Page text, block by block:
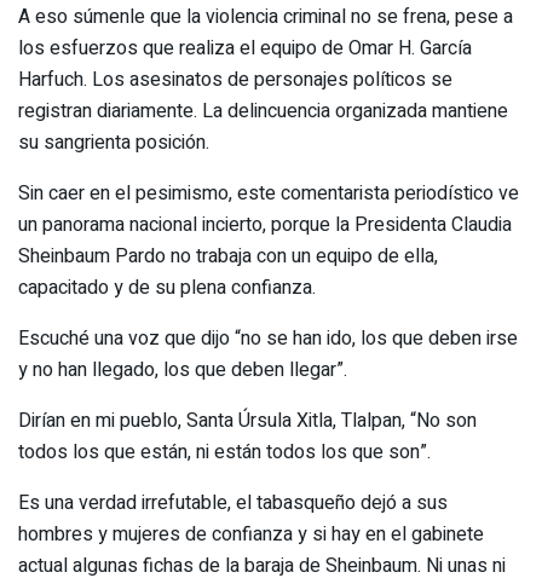
A eso súmenle que la violencia criminal no se frena, pese a
los esfuerzos que realiza el equipo de Omar H. García
Harfuch. Los asesinatos de personajes políticos se
registran diariamente. La delincuencia organizada mantiene
su sangrienta posición.
Sin caer en el pesimismo, este comentarista periodístico ve
un panorama nacional incierto, porque la Presidenta Claudia
Sheinbaum Pardo no trabaja con un equipo de ella,
capacitado y de su plena confianza.
Escuché una voz que dijo “no se han ido, los que deben irse
y no han llegado, los que deben llegar”.
Dirían en mi pueblo, Santa Úrsula Xitla, Tlalpan, “No son
todos los que están, ni están todos los que son”.
Es una verdad irrefutable, el tabasqueño dejó a sus
hombres y mujeres de confianza y si hay en el gabinete
actual algunas fichas de la baraja de Sheinbaum. Ni unas ni